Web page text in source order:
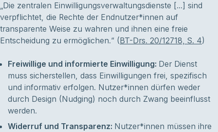
„Die zentralen Einwilligungsverwaltungsdienste [...] sind
verpflichtet, die Rechte der Endnutzer*innen auf
transparente Weise zu wahren und ihnen eine freie
Entscheidung zu ermöglichen.“ (BT-Drs. 20/12718, S. 4)
Freiwillige und informierte Einwilligung: Der Dienst
muss sicherstellen, dass Einwilligungen frei, spezifisch
und informativ erfolgen. Nutzer*innen dürfen weder
durch Design (Nudging) noch durch Zwang beeinflusst
werden.
Widerruf und Transparenz: Nutzer*innen müssen ihre